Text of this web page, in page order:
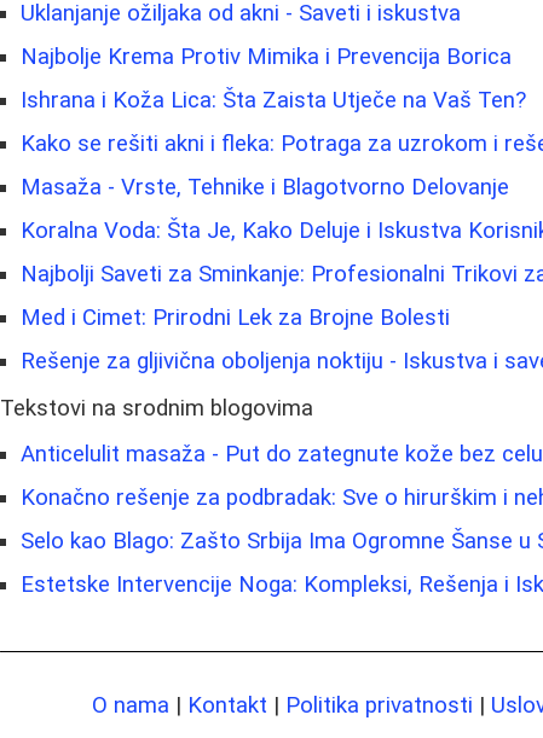
Uklanjanje ožiljaka od akni - Saveti i iskustva
Najbolje Krema Protiv Mimika i Prevencija Borica
Ishrana i Koža Lica: Šta Zaista Utječe na Vaš Ten?
Kako se rešiti akni i fleka: Potraga za uzrokom i
Masaža - Vrste, Tehnike i Blagotvorno Delovanje
Koralna Voda: Šta Je, Kako Deluje i Iskustva
Najbolji Saveti za Sminkanje: Profesionalni Trikovi
Med i Cimet: Prirodni Lek za Brojne Bolesti
Rešenje za gljivična oboljenja noktiju - Iskustva i
Tekstovi na srodnim blogovima
Anticelulit masaža - Put do zategnute kože bez
Konačno rešenje za podbradak: Sve o hirurškim i
Selo kao Blago: Zašto Srbija Ima Ogromne Šanse u
Estetske Intervencije Noga: Kompleksi, Rešenja i
O nama | Kontakt | Politika privatnosti |